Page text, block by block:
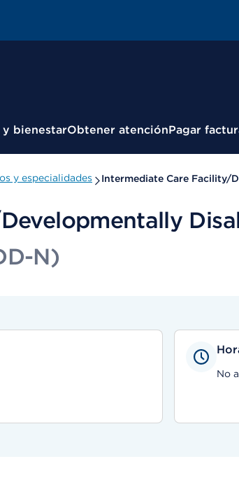
y bienestarObtener atenciónPagar
y especialidades Intermediate Care Facility/
N)
No